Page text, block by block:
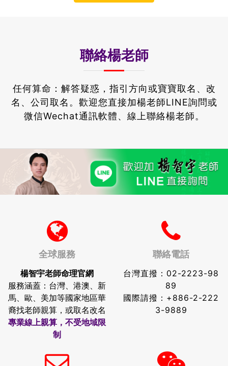
聯絡楊老師
任何算命：解答疑惑，指引方向或寶寶取名、改
名、公司取名。 歡迎您直接加楊老師LINE詢問或
微信Wechat通訊軟體、線上聯絡楊老師。
全球服務
楊智宇老師命理官網
服務涵蓋：台灣、港澳、新
馬、歐、美加等國家地區華
裔找老師親算，或取名改名
專業線上親算，不受地域限
制
聯絡電話
台灣直撥： 02-2223-98
89
國際請撥： +886-2-222
3-9889